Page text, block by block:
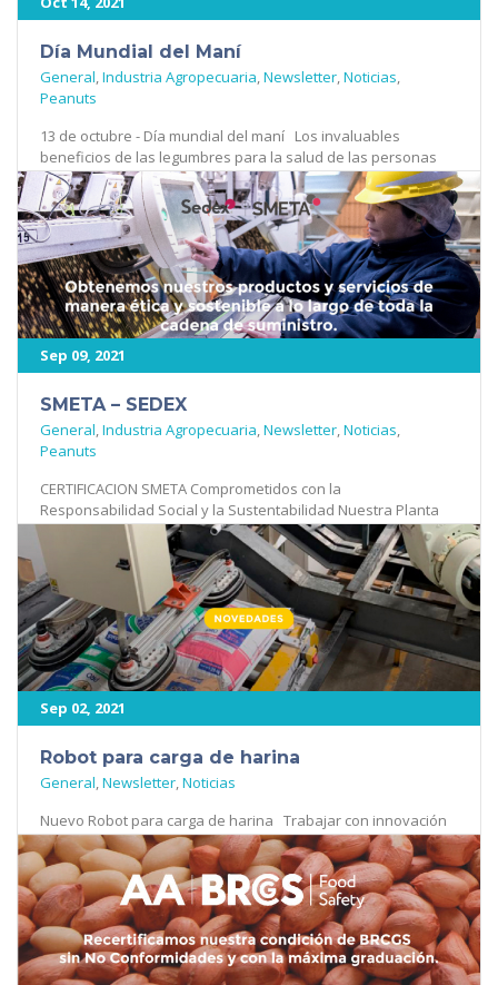
Día Mundial del Maní
General Industria Agropecuaria Newsletter Noticias
Peanuts
13 de octubre - Día mundial del maní Los invaluables
beneficios de las legumbres para la salud de las personas
son bien [...]
444
Sep 09, 2021
SMETA – SEDEX
General Industria Agropecuaria Newsletter Noticias
Peanuts
CERTIFICACION SMETA Comprometidos con la
Responsabilidad Social y la Sustentabilidad Nuestra Planta
Maní fue auditada bajo el protocolo [...]
459
Sep 02, 2021
Robot para carga de harina
General Newsletter Noticias
Nuevo Robot para carga de harina Trabajar con innovación
e invertir en tecnología es importante para nosotros. [...]
446